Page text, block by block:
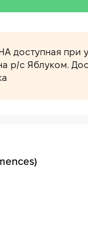
доступная при
р/с Яблуком.